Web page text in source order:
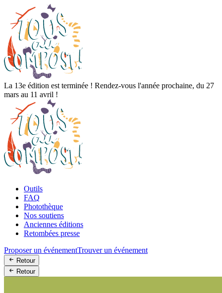
La 13e édition est terminée ! Rendez-vous l'année prochaine, du 27
mars au 11 avril !
Outils
FAQ
Photothèque
Nos soutiens
Anciennes éditions
Retombées presse
Proposer un événementTrouver un événement
Retour
Retour